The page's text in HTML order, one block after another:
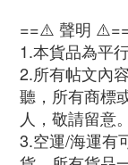
==⚠️ 聲明
1.本貨品為平
2.所有帖文內
聽，所有商標
人，敬請留意。
3.空運/海運有